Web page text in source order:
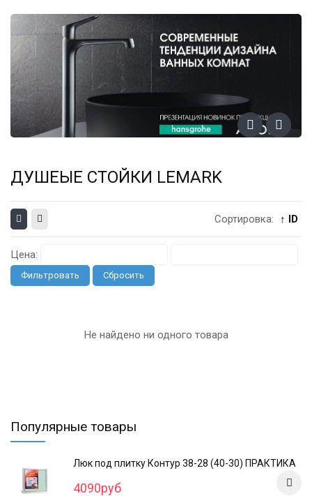
ДУШЕЫЕ СТОЙКИ LEMARK
Сортировка: ↑ ID
Цена:
Фильтровать Сбросить
Не найдено ни одного товара
Популярные товары
Люк под плитку Контур 38-28 (40-30) ПРАКТИКА
4090руб